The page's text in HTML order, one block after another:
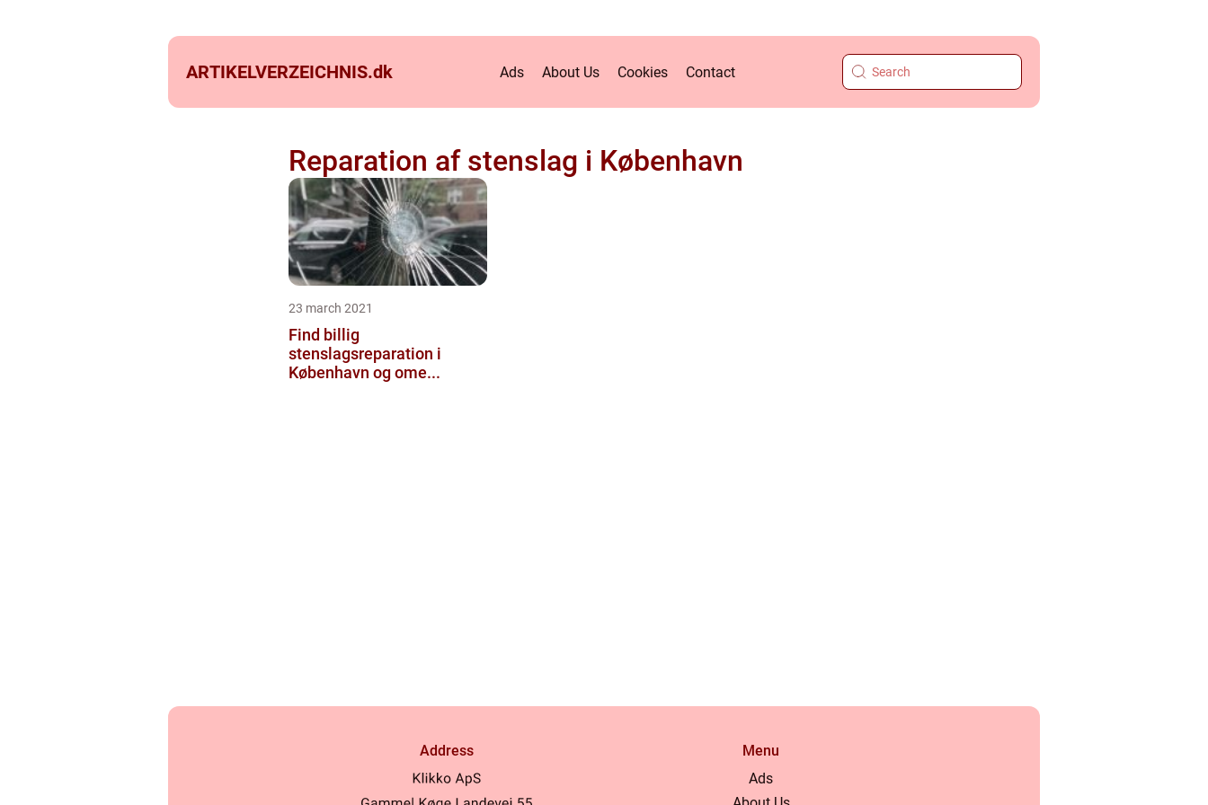
ARTIKELVERZEICHNIS.dk Ads About Us Cookies Contact
Reparation af stenslag i København
23 march 2021
Find billig
stenslagsreparation i
København og ome...
Address
Menu
Ads